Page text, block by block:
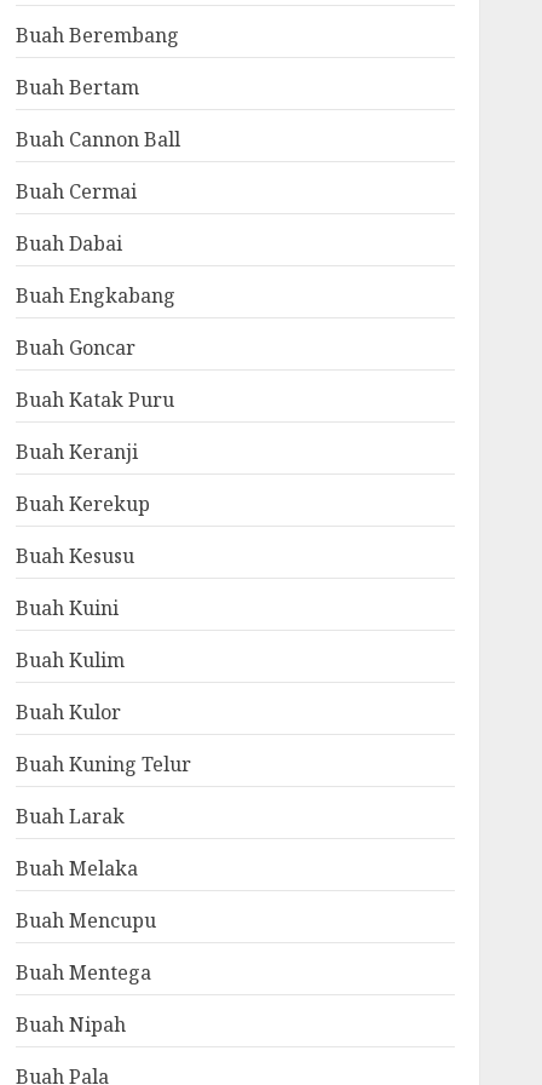
Buah Berembang
Buah Bertam
Buah Cannon Ball
Buah Cermai
Buah Dabai
Buah Engkabang
Buah Goncar
Buah Katak Puru
Buah Keranji
Buah Kerekup
Buah Kesusu
Buah Kuini
Buah Kulim
Buah Kulor
Buah Kuning Telur
Buah Larak
Buah Melaka
Buah Mencupu
Buah Mentega
Buah Nipah
Buah Pala